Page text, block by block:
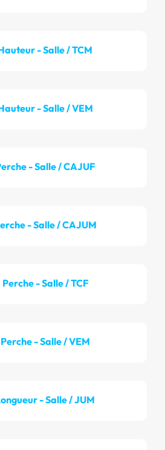
- Salle / TCM
- Salle / VEM
- Salle / CAJUF
- Salle / CAJUM
Perche - Salle / TCF
Perche - Salle / VEM
- Salle / JUM